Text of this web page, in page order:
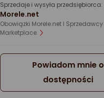
Sprzedaje i wysyła przedsiębiorca:
Morele.net
Obowiązki Morele.net I Sprzedawcy
Marketplace.
Powiadom mnie o
dostępności